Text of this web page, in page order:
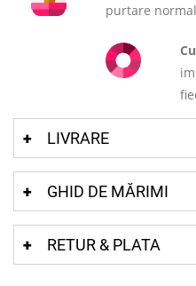
purtare
LIVRARE
GHID DE MĂRIMI
RETUR & PLATA